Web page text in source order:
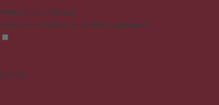
Mode sûr pour l'épilepsie
Assombrit les couleurs et arrête le clignotement
Contenu